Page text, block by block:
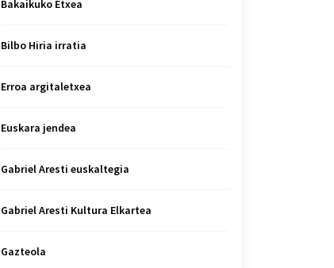
Bakaikuko Etxea
Bilbo Hiria irratia
Erroa argitaletxea
Euskara jendea
Gabriel Aresti euskaltegia
Gabriel Aresti Kultura Elkartea
Gazteola